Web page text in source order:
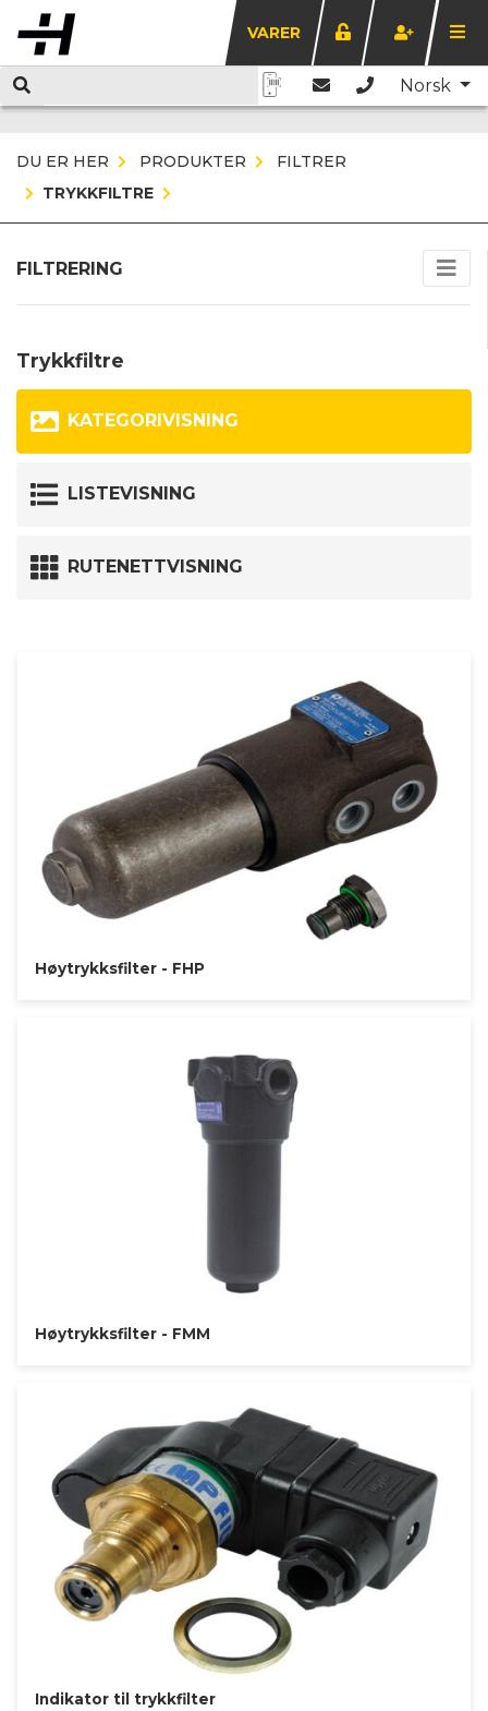
VARER
Norsk
DU ER HER PRODUKTER
FILTRER
TRYKKFILTRE
FILTRERING
Trykkfiltre
KATEGORIVISNING
LISTEVISNING
RUTENETTVISNING
Høytrykksfilter - FHP
Høytrykksfilter - FMM
Indikator til trykkfilter